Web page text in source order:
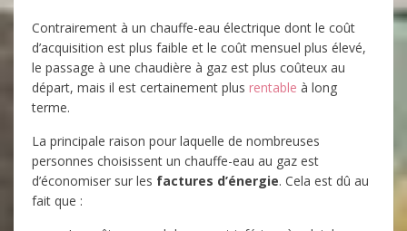
Contrairement à un chauffe-eau électrique dont le coût
d’acquisition est plus faible et le coût mensuel plus élevé,
le passage à une chaudière à gaz est plus coûteux au
départ, mais il est certainement plus rentable à long
terme.
La principale raison pour laquelle de nombreuses
personnes choisissent un chauffe-eau au gaz est
d’économiser sur les factures d’énergie. Cela est dû au
fait que :